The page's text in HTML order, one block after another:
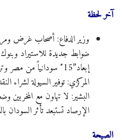
آخر لحظة
وزير الدفاع: أصحاب غرض
ضوابط جديدة للاستيراد وبنوك
إبعاد”15″ سودانياً من مصر وترتيبات لإعادة عالقين بالإمارات
المركزي: توفير السيولة لشراء
البشير: لا تهاون مع المخربين
الإرصاد تستبعد تأثر السودان
الصيحة